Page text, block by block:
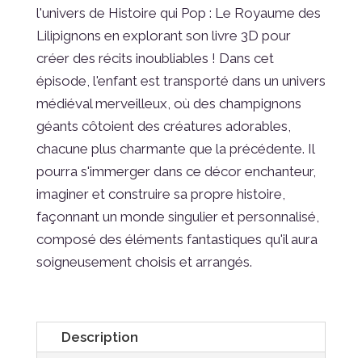
l'univers de Histoire qui Pop : Le Royaume des
Lilipignons en explorant son livre 3D pour
créer des récits inoubliables ! Dans cet
épisode, l'enfant est transporté dans un univers
médiéval merveilleux, où des champignons
géants côtoient des créatures adorables,
chacune plus charmante que la précédente. Il
pourra s'immerger dans ce décor enchanteur,
imaginer et construire sa propre histoire,
façonnant un monde singulier et personnalisé,
composé des éléments fantastiques qu'il aura
soigneusement choisis et arrangés.
Description